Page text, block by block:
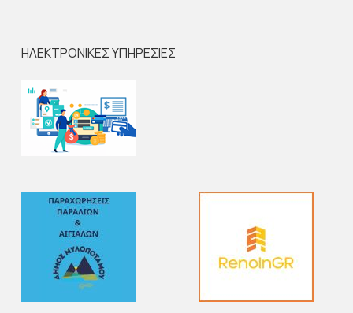
ΗΛΕΚΤΡΟΝΙΚΕΣ ΥΠΗΡΕΣΙΕΣ